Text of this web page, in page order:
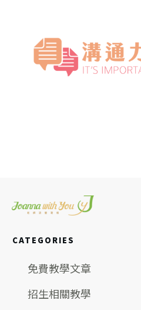
CATEGORIES
免費教學文章
招生相關教學